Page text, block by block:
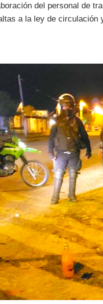
del personal de
a la ley de circulación